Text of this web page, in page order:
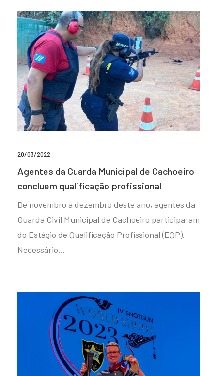
20/03/2022
Agentes da Guarda Municipal de Cachoeiro
concluem qualificação profissional
De novembro a dezembro deste ano, agentes da
Guarda Civil Municipal de Cachoeiro participaram
do Estágio de Qualificação Profissional (EQP).
Necessário…